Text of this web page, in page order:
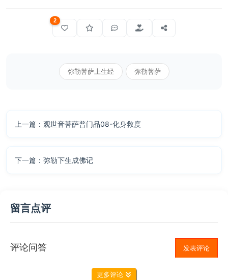
2
弥勒菩萨上生经 弥勒菩萨
上一篇：观世音菩萨普门品08-化身救度
下一篇：弥勒下生成佛记
留言点评
评论问答 发表评论
更多评论